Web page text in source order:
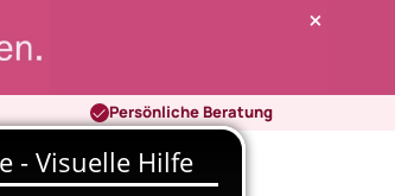
Persönliche Beratung